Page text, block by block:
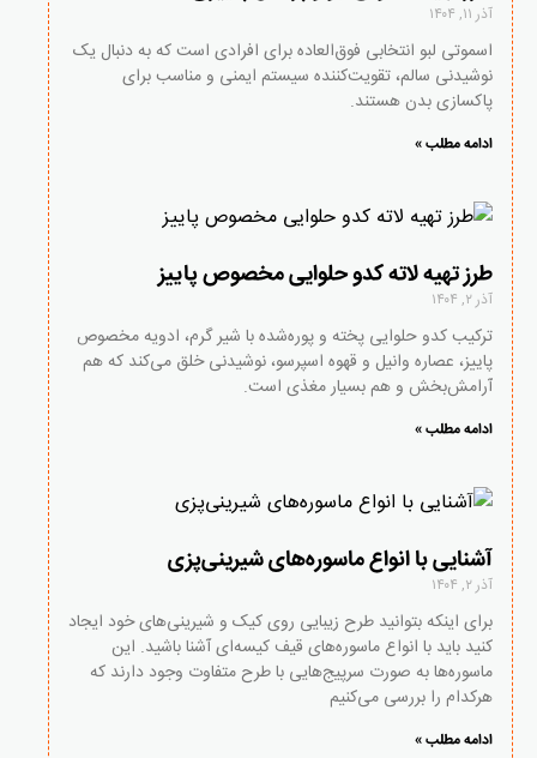
آذر ۱۱, ۱۴۰۴
اسموتی لبو انتخابی فوق‌العاده برای افرادی است که به دنبال یک
نوشیدنی سالم، تقویت‌کننده سیستم ایمنی و مناسب برای
پاکسازی بدن هستند.
ادامه مطلب »
طرز تهیه لاته کدو حلوایی مخصوص پاییز
آذر ۲, ۱۴۰۴
ترکیب کدو حلوایی پخته و پوره‌شده با شیر گرم، ادویه مخصوص
پاییز، عصاره وانیل و قهوه اسپرسو، نوشیدنی‌ خلق می‌کند که هم
آرامش‌بخش و هم بسیار مغذی است.
ادامه مطلب »
آشنایی با انواع ماسوره‌های شیرینی‌پزی
آذر ۲, ۱۴۰۴
برای اینکه بتوانید طرح زیبایی روی کیک و شیرینی‌های خود ایجاد
کنید باید با انواع ماسوره‌های قیف کیسه‌ای آشنا باشید. این
ماسوره‌ها به صورت سرپیج‌هایی با طرح متفاوت وجود دارند که
هرکدام را بررسی می‌کنیم
ادامه مطلب »